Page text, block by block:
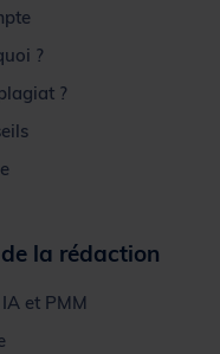
?
?
la rédaction
et PMM